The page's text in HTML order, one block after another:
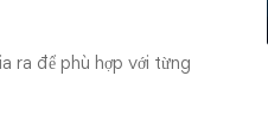
ra để phù hợp với từng